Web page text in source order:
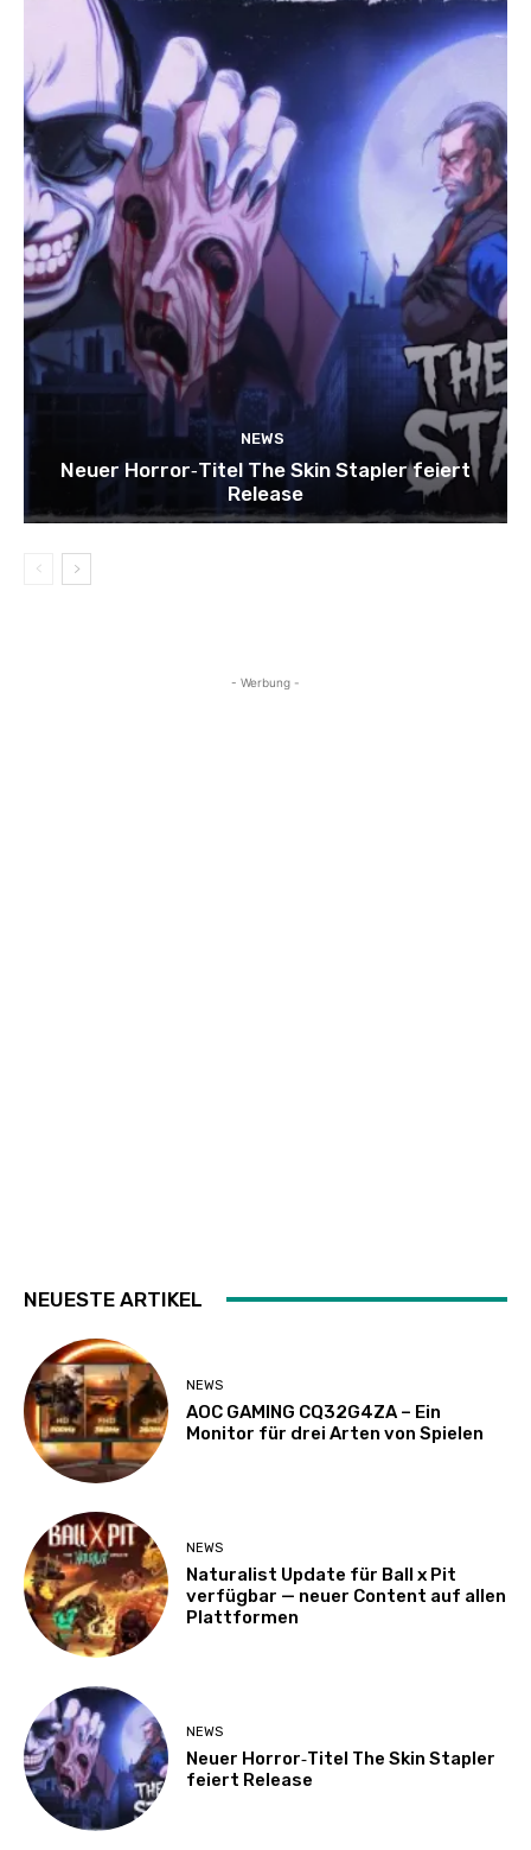
NEWS
Neuer Horror‑Titel The Skin Stapler feiert
Release
- Werbung -
NEUESTE ARTIKEL
NEWS
AOC GAMING CQ32G4ZA – Ein
Monitor für drei Arten von Spielen
NEWS
Naturalist Update für Ball x Pit
verfügbar — neuer Content auf allen
Plattformen
NEWS
Neuer Horror‑Titel The Skin Stapler
feiert Release